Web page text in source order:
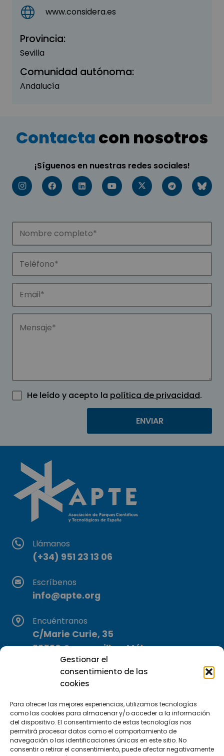
Gestionar el
consentimiento de las
cookies
Para ofrecer las mejores experiencias, utilizamos tecnologías
como las cookies para almacenar y/o acceder a la información
del dispositivo. El consentimiento de estas tecnologías nos
permitirá procesar datos como el comportamiento de
navegación o las identificaciones únicas en este sitio. No
consentir o retirar el consentimiento, puede afectar negativamente
www.considera.es
Provincia:
Sevilla
Comunidad autónoma:
Andalucía
Contactacon nosotros
¡Síguenos en nuestras redes sociales!
He leído y acepto la política de privacidad.
Llámanos
(+34) 951 23 13 06
Escríbenos
info@apte.org
Encuéntranos
C/Marie Curie, 35
29590 Campanillas, Málaga
Suscríbete a nuestra Newsletter